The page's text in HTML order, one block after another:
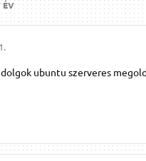
ÉV
ubuntu szerveres